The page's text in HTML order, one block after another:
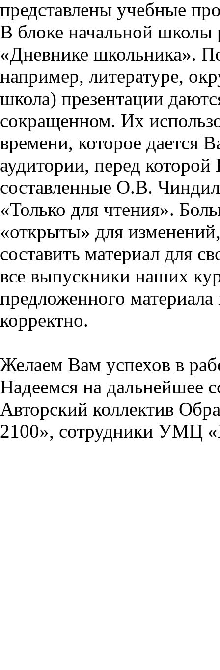
представлены учебные
В блоке начальной школы
«Дневнике школьника».
например, литературе,
школа) презентации
сокращенном. Их
времени, которое дается
аудитории, перед
составленные О.В.
«Только для чтения».
«открыты» для
составить материал для
все выпускники наших
предложенного
корректно.
Желаем Вам успехов в
Надеемся на дальнейшее
Авторский коллектив
2100», сотрудники УМЦ